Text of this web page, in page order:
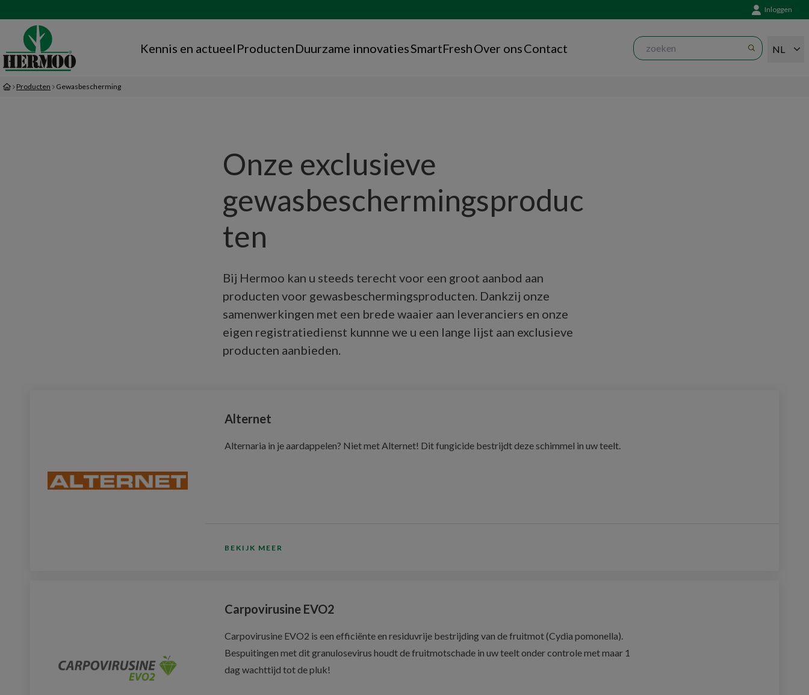
Inloggen
Kennis en actueel ProductenDuurzame innovatiesSmartFreshOver onsContact NL
Producten Gewasbescherming
Onze exclusieve
gewasbeschermingsproduc
ten
Bij Hermoo kan u steeds terecht voor een groot aanbod aan
producten voor gewasbeschermingsproducten. Dankzij onze
samenwerkingen met een brede waaier aan leveranciers en onze
eigen registratiedienst kunnne we u een lange lijst aan exclusieve
producten aanbieden.
Alternet
Alternaria in je aardappelen? Niet met Alternet! Dit fungicide bestrijdt deze schimmel in uw teelt.
BEKIJK MEER
Carpovirusine EVO2
Carpovirusine EVO2 is een efficiënte en residuvrije bestrijding van de fruitmot (Cydia pomonella).
Bespuitingen met dit granulosevirus houdt de fruitmotschade in uw teelt onder controle met maar 1
dag wachttijd tot de pluk!